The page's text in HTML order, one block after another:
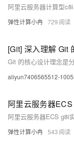
弹性计算小冉 729
[Git] 深入理解 Git
aliyun7406565512-
弹性计算小冉 543